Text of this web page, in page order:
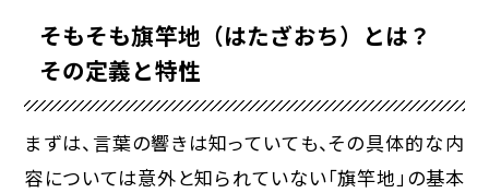
そもそも旗竿地（はたざおち）とは？
その定義と特性
まずは、言葉の響きは知っていても、その具体的な内
容については意外と知られていない「旗竿地」の基本